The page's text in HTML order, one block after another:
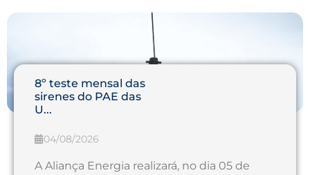
8º teste mensal das
sirenes do PAE das
U...
04/08/2026
A Aliança Energia realizará, no dia 05 de